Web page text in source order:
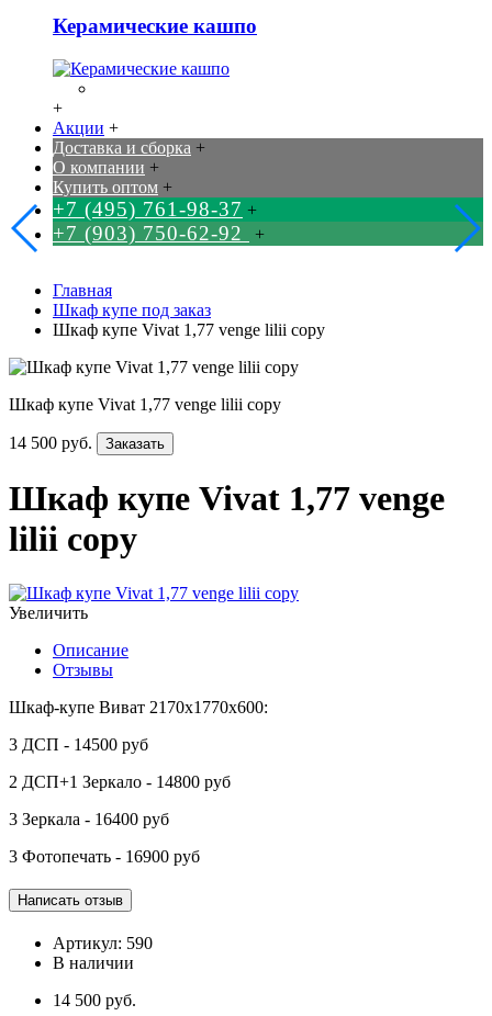
Керамические кашпо
+
Акции +
Доставка и сборка +
О компании +
Купить оптом +
+7 (495) 761-98-37 +
+7 (903) 750-62-92 +
Главная
Шкаф купе под заказ
Шкаф купе Vivat 1,77 venge lilii copy
Шкаф купе Vivat 1,77 venge lilii copy
14 500 руб. Заказать
Шкаф купе Vivat 1,77 venge
lilii copy
Увеличить
Описание
Отзывы
Шкаф-купе Виват 2170х1770х600:
3 ДСП - 14500 руб
2 ДСП+1 Зеркало - 14800 руб
3 Зеркала - 16400 руб
3 Фотопечать - 16900 руб
Артикул: 590
В наличии
14 500 руб.